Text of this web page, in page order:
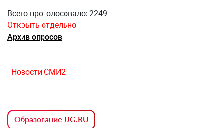
Всего проголосовало: 2249
Открыть отдельно
Архив опросов
Новости СМИ2
Образование UG.RU